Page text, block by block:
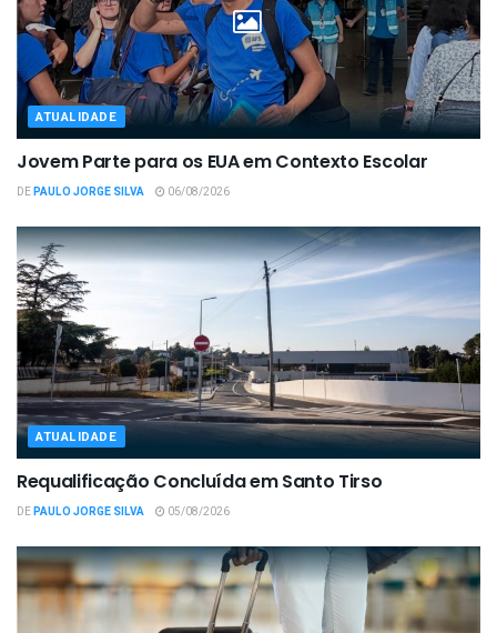
ATUALIDADE
Jovem Parte para os EUA em Contexto Escolar
DEPAULO JORGE SILVA 06/08/2026
ATUALIDADE
Requalificação Concluída em Santo Tirso
DEPAULO JORGE SILVA 05/08/2026